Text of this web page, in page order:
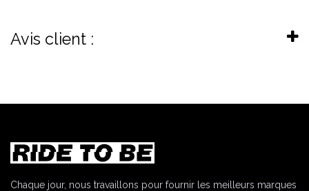
Avis client :
Chaque jour, nous travaillons pour fournir les meilleurs marques